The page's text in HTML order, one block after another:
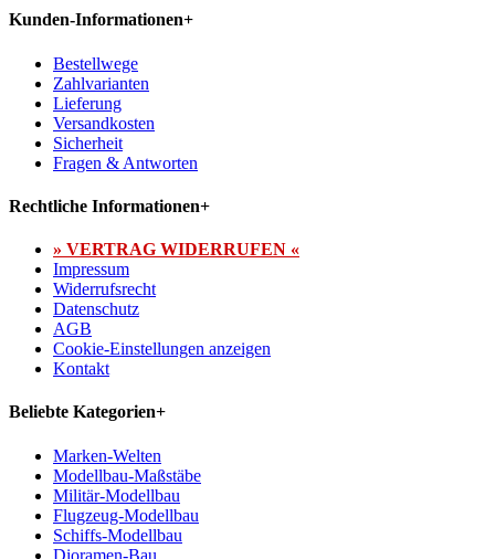
Kunden-Informationen+
Bestellwege
Zahlvarianten
Lieferung
Versandkosten
Sicherheit
Fragen & Antworten
Rechtliche Informationen+
» VERTRAG WIDERRUFEN «
Impressum
Widerrufsrecht
Datenschutz
AGB
Cookie-Einstellungen anzeigen
Kontakt
Beliebte Kategorien+
Marken-Welten
Modellbau-Maßstäbe
Militär-Modellbau
Flugzeug-Modellbau
Schiffs-Modellbau
Dioramen-Bau